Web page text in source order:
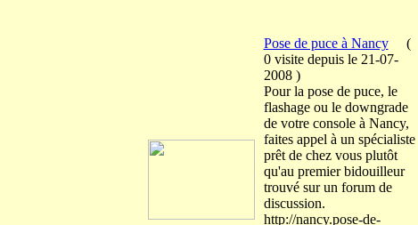
Pose de puce à Nancy(
0 visite depuis le 21-07-
2008)
Pour la pose de puce, le
flashage ou le downgrade
de votre console à Nancy,
faites appel à un spécialiste
prêt de chez vous plutôt
qu'au premier bidouilleur
trouvé sur un forum de
discussion.
http://nancy.pose-de-